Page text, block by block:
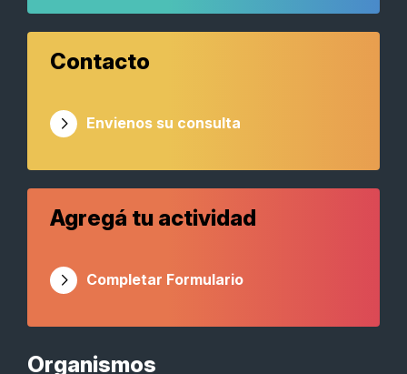
Organismos
Contacto
Envienos su consulta
Agregá tu actividad
Completar Formulario